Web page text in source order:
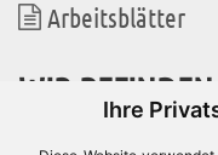
Ihre
Arbeitsblätter
WIR